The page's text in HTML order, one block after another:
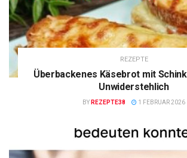
REZEPTE
Überbackenes Käsebrot mit
Unwiderstehlich
BY REZEPTE38 1 FEBRUAR 2026